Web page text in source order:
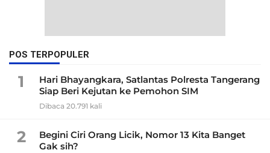
POS TERPOPULER
1
Hari Bhayangkara, Satlantas Polresta Tangerang
Siap Beri Kejutan ke Pemohon SIM
Dibaca 20.791 kali
2
Begini Ciri Orang Licik, Nomor 13 Kita Banget
Gak sih?